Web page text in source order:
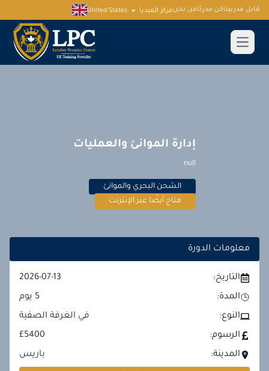
قابل مدربيناكن مدربًامن نحنمركز الميديا United States
إدارة الموانئ والعمليات
null
الشحن البحري والموانئ
متاح أيضًا عبر الإنترنت
معلومات الدورة
التاريخ:
2026-07-13
المدة:
5 يوم
النوع:
في الغرفة الصفية
الرسوم:
£5400
المدينة:
باريس